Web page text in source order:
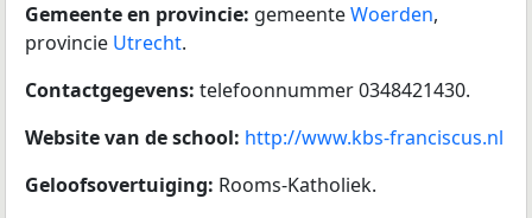
Gemeente en provincie: gemeenteWoerden,
provincie Utrecht.
Contactgegevens: telefoonnummer 0348421430.
Website van de school: http://www.kbs-franciscus.nl
Geloofsovertuiging: Rooms-Katholiek.